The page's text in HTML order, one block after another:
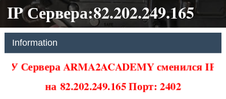
IP Сервера:82.202.249.165
Information
У Сервера ARMA2ACADEMY сменился IP
на82.202.249.165 Порт: 2402